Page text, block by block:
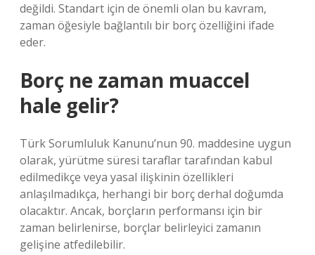
değildi. Standart için de önemli olan bu kavram,
zaman öğesiyle bağlantılı bir borç özelliğini ifade
eder.
Borç ne zaman muaccel
hale gelir?
Türk Sorumluluk Kanunu’nun 90. maddesine uygun
olarak, yürütme süresi taraflar tarafından kabul
edilmedikçe veya yasal ilişkinin özellikleri
anlaşılmadıkça, herhangi bir borç derhal doğumda
olacaktır. Ancak, borçların performansı için bir
zaman belirlenirse, borçlar belirleyici zamanın
gelişine atfedilebilir.